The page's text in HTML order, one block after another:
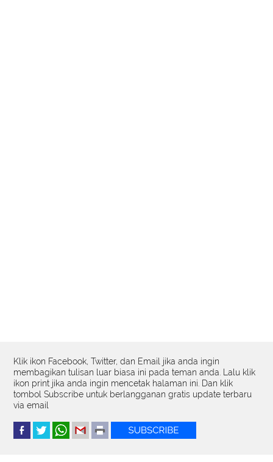
Klik ikon Facebook, Twitter, dan Email jika anda ingin
membagikan tulisan luar biasa ini pada teman anda. Lalu klik
ikon print jika anda ingin mencetak halaman ini. Dan klik
tombol Subscribe untuk berlangganan gratis update terbaru
via email